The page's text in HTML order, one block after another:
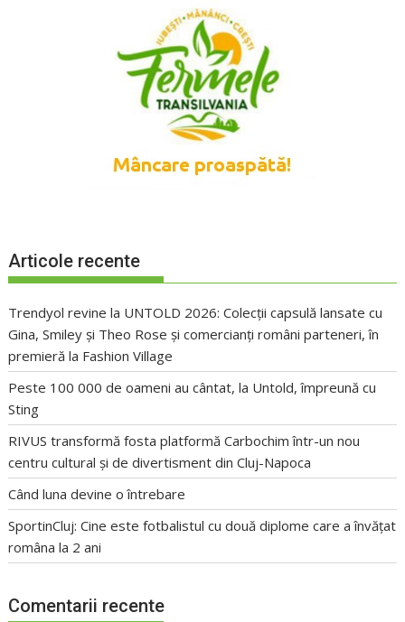
Articole recente
Trendyol revine la UNTOLD 2026: Colecții capsulă lansate cu
Gina, Smiley și Theo Rose și comercianți români parteneri, în
premieră la Fashion Village
Peste 100 000 de oameni au cântat, la Untold, împreună cu
Sting
RIVUS transformă fosta platformă Carbochim într-un nou
centru cultural și de divertisment din Cluj-Napoca
Când luna devine o întrebare
SportinCluj: Cine este fotbalistul cu două diplome care a învățat
româna la 2 ani
Comentarii recente